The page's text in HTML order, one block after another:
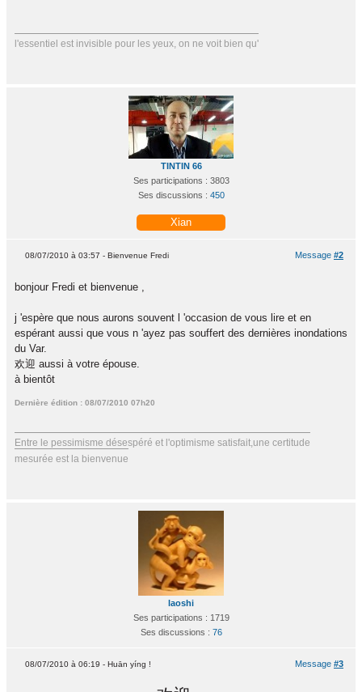
l'essentiel est invisible pour les yeux, on ne voit bien qu'
TINTIN 66
Ses participations : 3803
Ses discussions : 450
Xian
Message #2
08/07/2010 à 03:57 - Bienvenue Fredi
bonjour Fredi et bienvenue ,
j 'espère que nous aurons souvent l 'occasion de vous lire et en
espérant aussi que vous n 'ayez pas souffert des dernières inondations
du Var.
欢迎 aussi à votre épouse.
à bientôt
Dernière édition : 08/07/2010 07h20
Entre le pessimisme désespéré et l'optimisme satisfait,une certitude
mesurée est la bienvenue
laoshi
Ses participations : 1719
Ses discussions : 76
Message #3
08/07/2010 à 06:19 - Huān yíng !